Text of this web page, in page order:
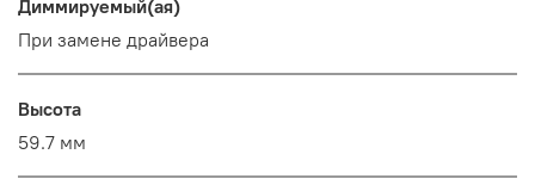
Диммируемый(ая)
При замене драйвера
Высота
59.7 мм